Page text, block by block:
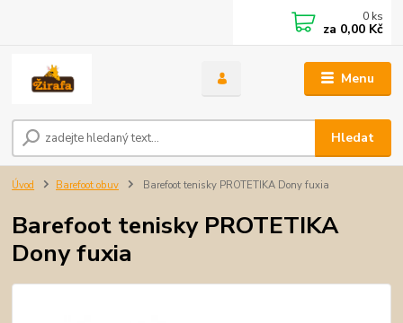
Menu
Hledat
0 ks
za 0,00 Kč
Úvod Barefoot obuv Barefoot tenisky PROTETIKA Dony fuxia
Barefoot tenisky PROTETIKA
Dony fuxia